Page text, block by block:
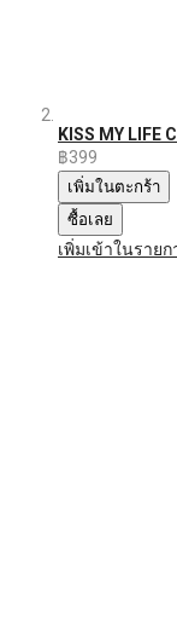
KISS MY LIFE
฿399
เพิ่มในตะกร้า
ซื้อเลย
เพิ่มเข้าในราย